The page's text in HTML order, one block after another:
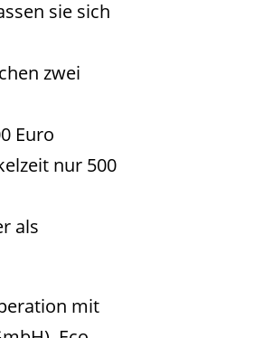
sie sich
zwei
Euro
nur 500
als
mit